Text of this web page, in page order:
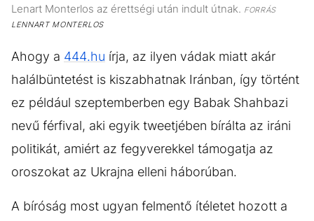
Lenart Monterlos az érettségi után indult útnak. FORRÁS
LENNART MONTERLOS
Ahogy a 444.hu írja, az ilyen vádak miatt akár
halálbüntetést is kiszabhatnak Iránban, így történt
ez például szeptemberben egy Babak Shahbazi
nevű férfival, aki egyik tweetjében bírálta az iráni
politikát, amiért az fegyverekkel támogatja az
oroszokat az Ukrajna elleni háborúban.
A bíróság most ugyan felmentő ítéletet hozott a